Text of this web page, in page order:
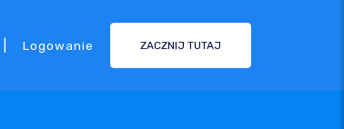
Logowanie ZACZNIJ TUTAJ